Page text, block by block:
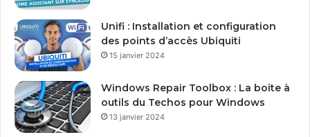
Unifi : Installation et configuration
des points d’accès Ubiquiti
15 janvier 2024
Windows Repair Toolbox : La boite à
outils du Techos pour Windows
13 janvier 2024